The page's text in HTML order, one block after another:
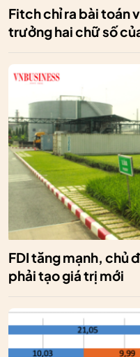
Fitch chỉ ra bài toán
trưởng hai chữ số
FDI tăng mạnh, chủ
phải tạo giá trị mới